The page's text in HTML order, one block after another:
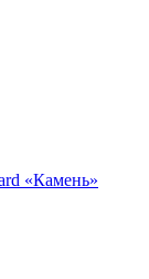
«Камень»